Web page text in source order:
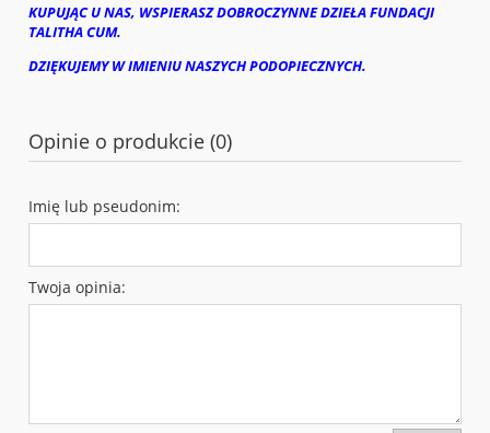
KUPUJĄC U NAS, WSPIERASZ DOBROCZYNNE DZIEŁA FUNDACJI
TALITHA CUM.
DZIĘKUJEMY W IMIENIU NASZYCH PODOPIECZNYCH.
Opinie o produkcie (0)
Imię lub pseudonim:
Twoja opinia: